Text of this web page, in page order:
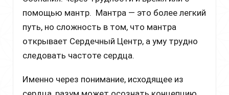
помощью мантр. Мантра — это более легкий
путь, но сложность в том, что мантра
открывает Сердечный Центр, а уму трудно
следовать частоте сердца.
Именно через понимание, исходящее из